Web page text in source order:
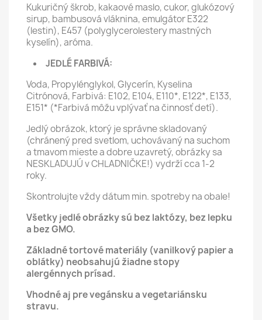
Kukuričný škrob, kakaové maslo, cukor, glukózový
sirup, bambusová vláknina, emulgátor E322
(lestin), E457 (polyglycerolestery mastných
kyselín), aróma.
JEDLÉ FARBIVÁ:
Voda, Propylénglykol, Glycerín, Kyselina
Citrónová, Farbivá: E102, E104, E110*, E122*, E133,
E151* (*Farbivá môžu vplývať na činnosť detí).
Jedlý obrázok, ktorý je správne skladovaný
(chránený pred svetlom, uchovávaný na suchom
a tmavom mieste a dobre uzavretý, obrázky sa
NESKLADUJÚ v CHLADNIČKE!) vydrží cca 1-2
roky.
Skontrolujte vždy dátum min. spotreby na obale!
Všetky jedlé obrázky sú bez laktózy, bez lepku
a bez GMO.
Základné tortové materiály (vanilkový papier a
oblátky) neobsahujú žiadne stopy
alergénnych prísad.
Vhodné aj pre vegánsku a vegetariánsku
stravu.